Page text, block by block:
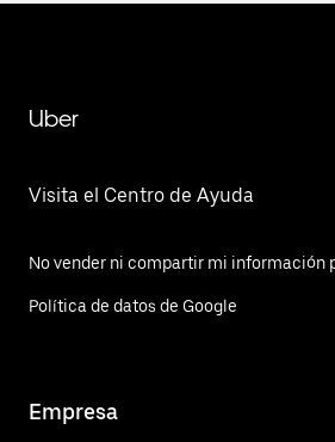
Uber
Visita el Centro de Ayuda
No vender ni compartir mi información
Política de datos de Google
Empresa